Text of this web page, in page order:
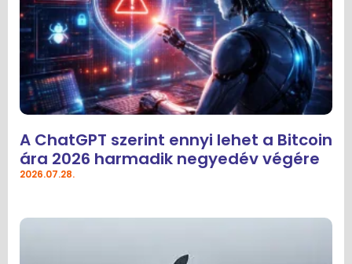
A ChatGPT szerint ennyi lehet a Bitcoin
ára 2026 harmadik negyedév végére
2026.07.28.